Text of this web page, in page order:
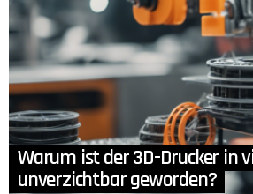
Warum ist der 3D-Drucker in
unverzichtbar geworden?